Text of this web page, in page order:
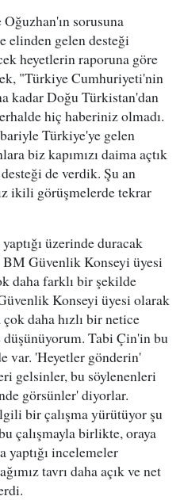
sorusuna
elinden gelen desteği
heyetlerin raporuna göre
"Türkiye Cumhuriyeti'nin
kadar Doğu Türkistan'dan
hiç haberiniz olmadı.
Türkiye'ye gelen
biz kapımızı daima açtık
de verdik. Şu an
ikili görüşmelerde tekrar
üzerinde duracak
Güvenlik Konseyi üyesi
daha farklı bir şekilde
Konseyi üyesi olarak
daha hızlı bir netice
Tabi Çin'in bu
var. 'Heyetler gönderin'
gelsinler, bu söylenenleri
görsünler' diyorlar.
bir çalışma yürütüyor şu
çalışmayla birlikte, oraya
yaptığı incelemeler
tavrı daha açık ve net